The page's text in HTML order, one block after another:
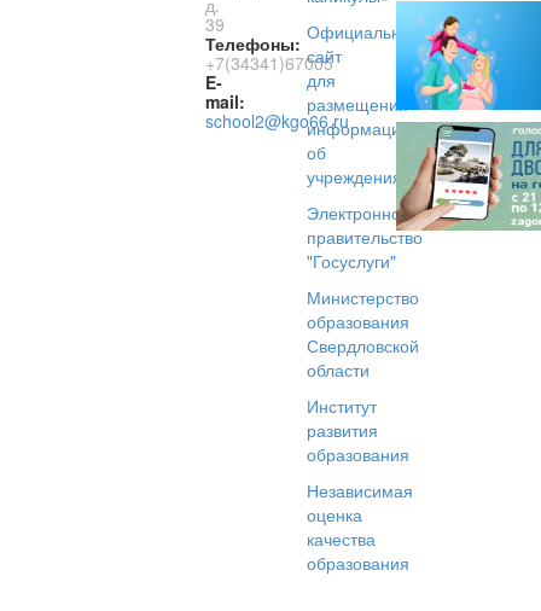
39
Телефоны:
+7(34341)67005
E-
mail:
school2@kgo66.ru
Официальный
сайт
для
размещения
информации
об
учреждениях
Электронное
правительство
"Госуслуги"
Министерство
образования
Свердловской
области
Институт
развития
образования
Независимая
оценка
качества
образования